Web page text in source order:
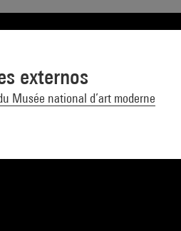
externos
Musée national d’art moderne